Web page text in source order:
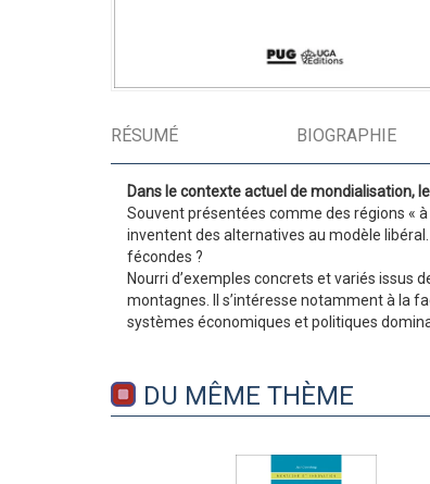
RÉSUMÉ BIOGRAPHIE
Dans le contexte actuel de mondialisation,
Souvent présentées comme des régions «
inventent des alternatives au modèle
fécondes ?
Nourri d’exemples concrets et variés issus
montagnes. Il s’intéresse notamment à la
systèmes économiques et politiques
DU MÊME THÈME